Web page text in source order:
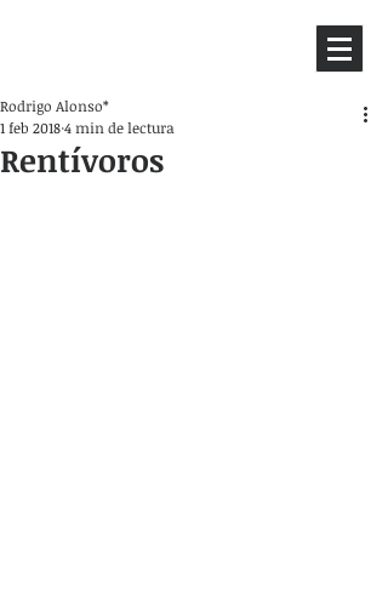
Rentívoros
Rodrigo Alonso*
1 feb 20184 min de lectura